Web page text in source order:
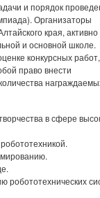
и порядок
Организаторы
края, активно
и основной школе.
конкурсных работ,
право внести
в сфере